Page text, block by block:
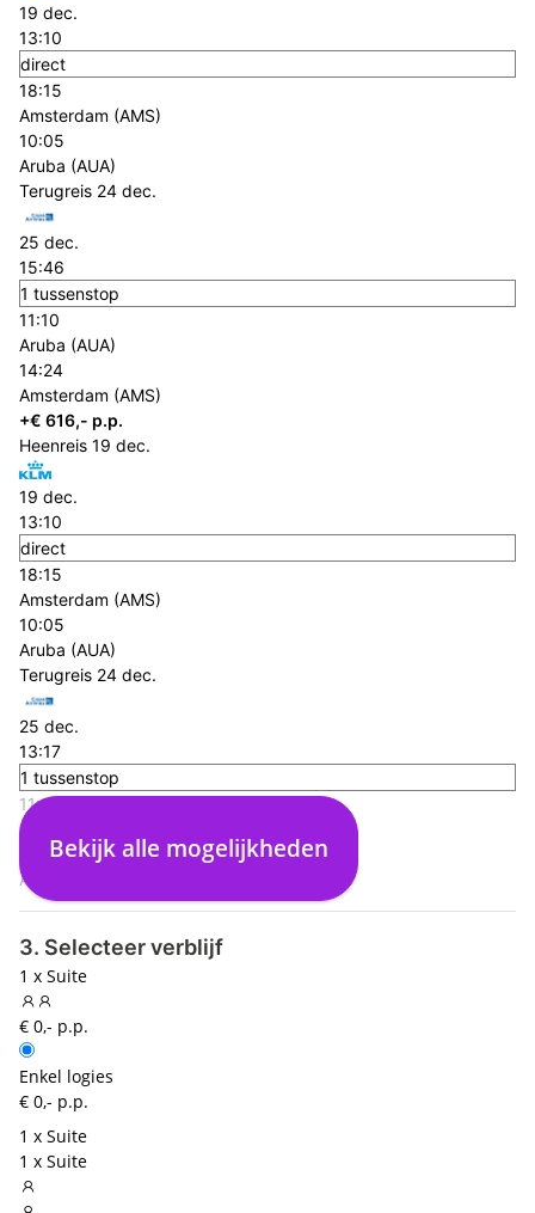
19 dec.
13:10
direct
18:15
Amsterdam (AMS)
10:05
Aruba (AUA)
Terugreis 24 dec.
25 dec.
15:46
1 tussenstop
11:10
Aruba (AUA)
14:24
Amsterdam (AMS)
+€ 616,- p.p.
Heenreis 19 dec.
19 dec.
13:10
direct
18:15
Amsterdam (AMS)
10:05
Aruba (AUA)
Terugreis 24 dec.
25 dec.
13:17
1 tussenstop
11:10
Aruba (AUA)
16:53
Amsterdam (AMS)
Bekijk alle mogelijkheden
3. Selecteer verblijf
1 x Suite
€ 0,- p.p.
Enkel logies
€ 0,- p.p.
1 x Suite
1 x Suite